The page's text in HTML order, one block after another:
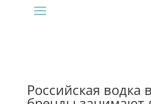
Российская водка